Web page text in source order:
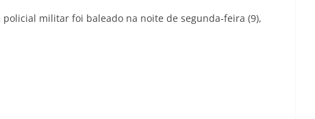
militar foi baleado na noite de segunda-feira (9),